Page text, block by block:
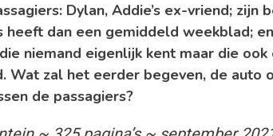
Snel
,
Uitgeverij
De
Dylan, Addie’s ex-vriend; zijn
heeft dan een gemiddeld weekblad;
niemand eigenlijk kent maar die
Wat zal het eerder begeven, de auto
de passagiers?